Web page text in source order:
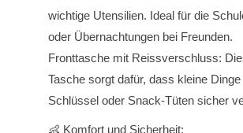
wichtige Utensilien. Ideal für die
oder Übernachtungen bei Freunden.
Fronttasche mit Reissverschluss:
Tasche sorgt dafür, dass kleine
Schlüssel oder Snack-Tüten sicher
👶 Komfort und Sicherheit: